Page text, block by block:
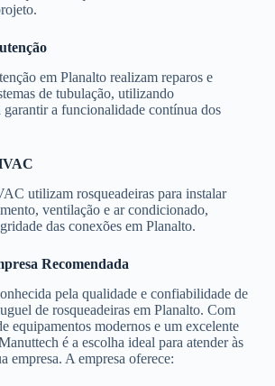
em Planalto realizam reparos e
de tubulação, utilizando
garantir a funcionalidade contínua dos
utilizam rosqueadeiras para instalar
ventilação e ar condicionado,
das conexões em Planalto.
Recomendada
pela qualidade e confiabilidade de
de rosqueadeiras em Planalto. Com
equipamentos modernos e um excelente
é a escolha ideal para atender às
empresa. A empresa oferece: